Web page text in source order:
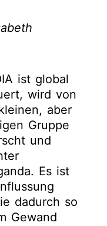
ist global
wird von
aber
Gruppe
und
Es ist
dadurch so
Gewand